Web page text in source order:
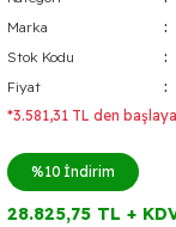
Marka
Stok Kodu
Fiyat
*3.581,31 TL den
%10 İndirim
28.825,75 TL +